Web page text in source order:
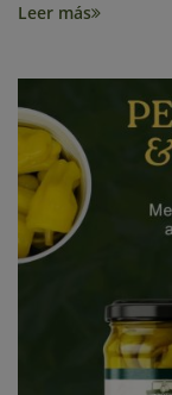
Leer más